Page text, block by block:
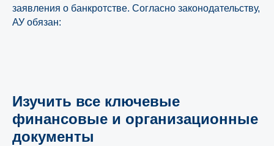
заявления о банкротстве. Согласно законодательству,
АУ обязан:
Изучить все ключевые
финансовые и организационные
документы